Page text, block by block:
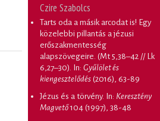
Czire Szabolcs
Tarts oda a másik arcodat is! Egy
közelebbi pillantás a jézusi
erőszakmentesség
alapszövegeire. (Mt 5,38–42 // Lk
6,27–30) . In: Gyűlölet és
kiengesztelődés (2016), 63-89
Jézus és a törvény. In: Keresztény
Magvető104 (1997), 38-48